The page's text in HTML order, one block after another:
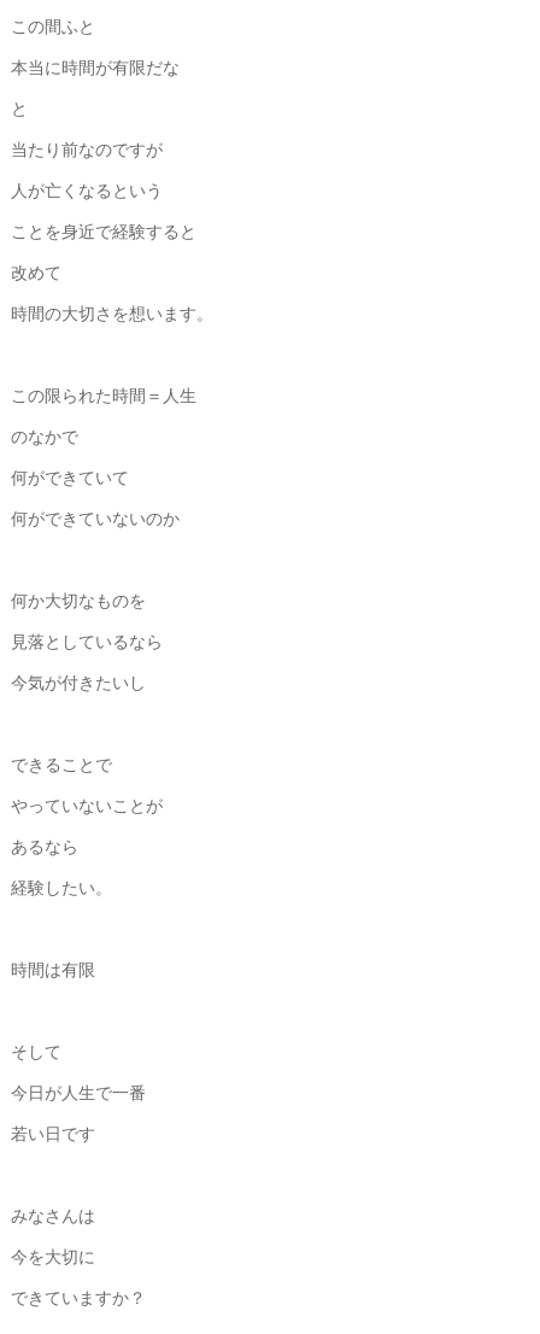
この間ふと
本当に時間が有限だな
と
当たり前なのですが
人が亡くなるという
ことを身近で経験すると
改めて
時間の大切さを想います。
この限られた時間＝人生
のなかで
何ができていて
何ができていないのか
何か大切なものを
見落としているなら
今気が付きたいし
できることで
やっていないことが
あるなら
経験したい。
時間は有限
そして
今日が人生で一番
若い日です
みなさんは
今を大切に
できていますか？